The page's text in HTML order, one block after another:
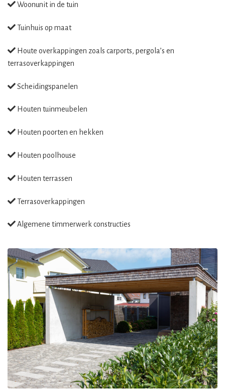
Woonunit in de tuin
Tuinhuis op maat
Houte overkappingen zoals carports, pergola’s en
terrasoverkappingen
Scheidingspanelen
Houten tuinmeubelen
Houten poorten en hekken
Houten poolhouse
Houten terrassen
Terrasoverkappingen
Algemene timmerwerk constructies